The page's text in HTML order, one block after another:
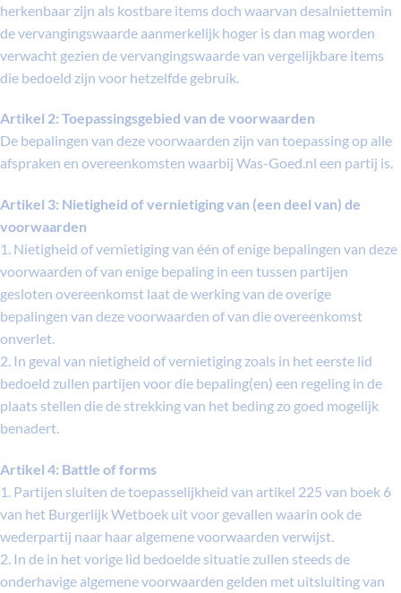
herkenbaar zijn als kostbare items doch waarvan desalniettemin
de vervangingswaarde aanmerkelijk hoger is dan mag worden
verwacht gezien de vervangingswaarde van vergelijkbare items
die bedoeld zijn voor hetzelfde gebruik.
Artikel 2: Toepassingsgebied van de voorwaarden
De bepalingen van deze voorwaarden zijn van toepassing op alle
afspraken en overeenkomsten waarbij Was-Goed.nl een partij is.
Artikel 3: Nietigheid of vernietiging van (een deel van) de
voorwaarden
1. Nietigheid of vernietiging van één of enige bepalingen van deze
voorwaarden of van enige bepaling in een tussen partijen
gesloten overeenkomst laat de werking van de overige
bepalingen van deze voorwaarden of van die overeenkomst
onverlet.
2. In geval van nietigheid of vernietiging zoals in het eerste lid
bedoeld zullen partijen voor die bepaling(en) een regeling in de
plaats stellen die de strekking van het beding zo goed mogelijk
benadert.
Artikel 4: Battle of forms
1. Partijen sluiten de toepasselijkheid van artikel 225 van boek 6
van het Burgerlijk Wetboek uit voor gevallen waarin ook de
wederpartij naar haar algemene voorwaarden verwijst.
2. In de in het vorige lid bedoelde situatie zullen steeds de
onderhavige algemene voorwaarden gelden met uitsluiting van